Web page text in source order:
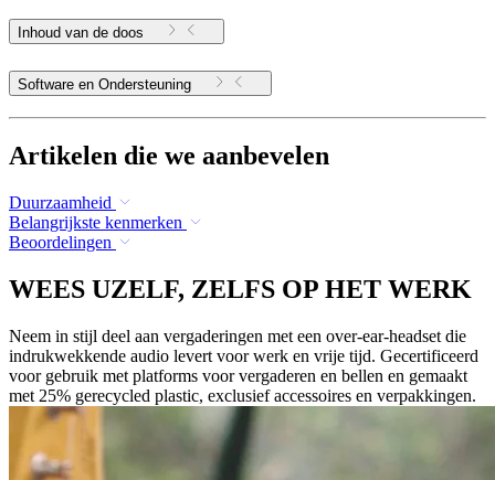
Inhoud van de doos
Software en Ondersteuning
Artikelen die we aanbevelen
Duurzaamheid
Belangrijkste kenmerken
Beoordelingen
WEES UZELF, ZELFS OP HET WERK
Neem in stijl deel aan vergaderingen met een over-ear-headset die
indrukwekkende audio levert voor werk en vrije tijd. Gecertificeerd
voor gebruik met platforms voor vergaderen en bellen en gemaakt
met 25% gerecycled plastic, exclusief accessoires en verpakkingen.